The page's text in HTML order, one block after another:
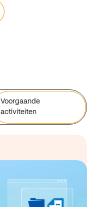
Voorgaande
activiteiten